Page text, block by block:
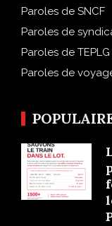
Paroles de SNCF
Paroles de
Paroles de TEPLG
Paroles de